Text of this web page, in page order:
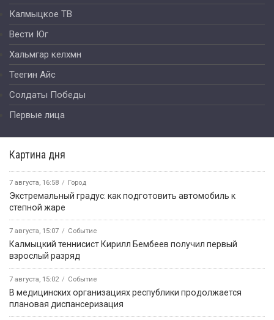
Калмыцкое ТВ
Вести Юг
Хальмгар келхмн
Теегин Айс
Солдаты Победы
Первые лица
Картина дня
7 августа, 16:58 Город
Экстремальный градус: как подготовить автомобиль к
степной жаре
7 августа, 15:07 Событие
Калмыцкий теннисист Кирилл Бембеев получил первый
взрослый разряд
7 августа, 15:02 Событие
В медицинских организациях республики продолжается
плановая диспансеризация